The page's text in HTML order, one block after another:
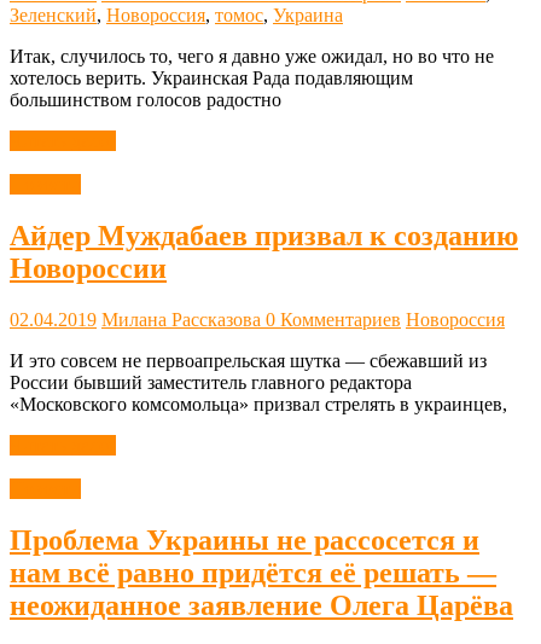
Зеленский, Новороссия, томос, Украина
Итак, случилось то, чего я давно уже ожидал, но во что не
хотелось верить. Украинская Рада подавляющим
большинством голосов радостно
Айдер Муждабаев призвал к созданию
Новороссии
02.04.2019 Милана Рассказова 0 Комментариев Новороссия
И это совсем не первоапрельская шутка — сбежавший из
России бывший заместитель главного редактора
«Московского комсомольца» призвал стрелять в украинцев,
Проблема Украины не рассосется и
нам всё равно придётся её решать —
неожиданное заявление Олега Царёва